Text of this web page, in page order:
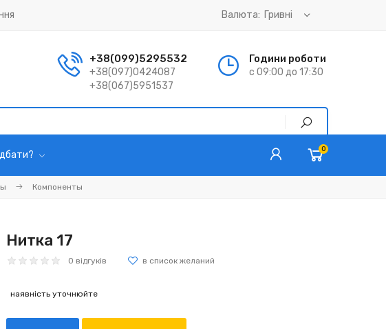
Валюта:
+38(099)5295532
+38(097)0424087
+38(067)5951537
Години роботи
с 09:00 до 17:30
0
Компоненты
Нитка 17
0 відгуків
наявність уточнюйте